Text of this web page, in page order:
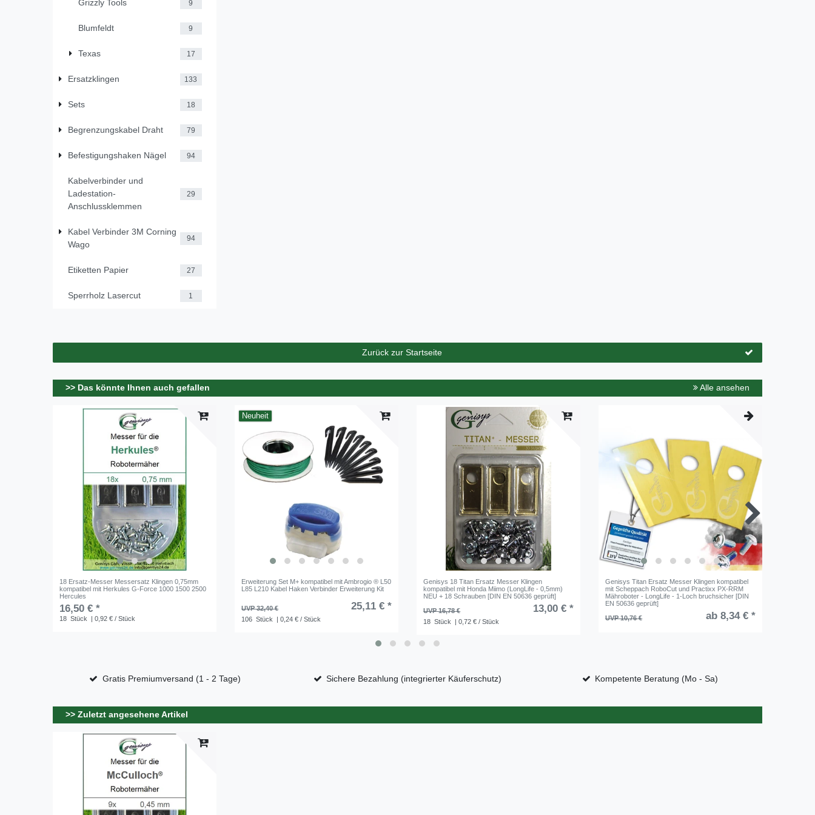
Grizzly Tools 9
Blumfeldt 9
Texas 17
Ersatzklingen 133
Sets 18
Begrenzungskabel Draht 79
Befestigungshaken Nägel 94
Kabelverbinder und
Ladestation-
Anschlussklemmen
29
Kabel Verbinder 3M Corning
Wago
94
Etiketten Papier 27
Sperrholz Lasercut 1
Zurück zur Startseite
>> Das könnte Ihnen auch gefallen Alle ansehen
18 Ersatz-Messer Messersatz Klingen 0,75mm
kompatibel mit Herkules G-Force 1000 1500 2500
Hercules
16,50 € *
18 Stück | 0,92 € / Stück
Neuheit
Erweiterung Set M+ kompatibel mit Ambrogio ® L50
L85 L210 Kabel Haken Verbinder Erweiterung Kit
UVP 32,40 € 25,11 € *
106 Stück | 0,24 € / Stück
Genisys 18 Titan Ersatz Messer Klingen
kompatibel mit Honda Miimo (LongLife - 0,5mm)
NEU + 18 Schrauben [DIN EN 50636 geprüft]
UVP 16,78 €
13,00 € *
18 Stück | 0,72 € / Stück
Genisys Titan Ersatz Messer Klingen kompatibel
mit Scheppach RoboCut und Practixx PX-RRM
Mähroboter - LongLife - 1-Loch bruchsicher [DIN
EN 50636 geprüft]
UVP 10,76 €
ab 8,34 € *
Gratis Premiumversand (1 - 2 Tage) Sichere Bezahlung (integrierter Käuferschutz) Kompetente Beratung (Mo - Sa)
>> Zuletzt angesehene Artikel